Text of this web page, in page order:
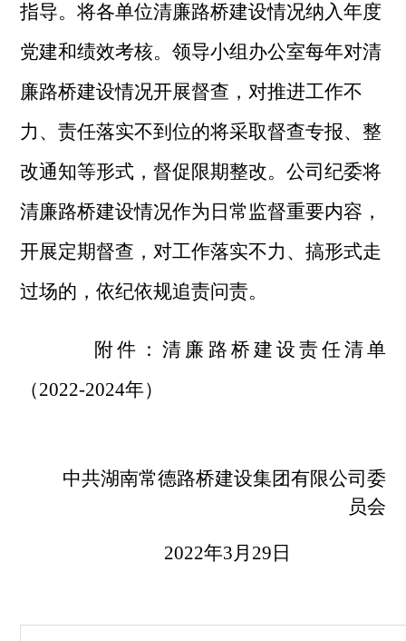
指导。将各单位清廉路桥建设情况纳入年度
党建和绩效考核。领导小组办公室每年对清
廉路桥建设情况开展督查，对推进工作不
力、责任落实不到位的将采取督查专报、整
改通知等形式，督促限期整改。公司纪委将
清廉路桥建设情况作为日常监督重要内容，
开展定期督查，对工作落实不力、搞形式走
过场的，依纪依规追责问责。
附件：清廉路桥建设责任清单
（2022-2024年）
中共湖南常德路桥建设集团有限公司委
员会
2022年3月29日